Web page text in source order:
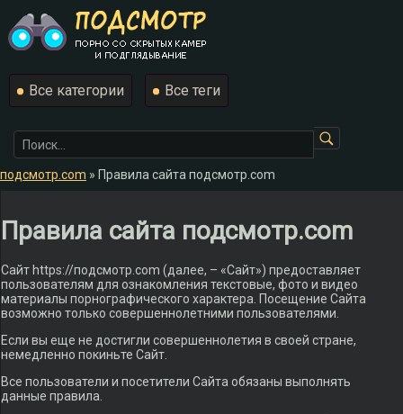
Все категории Все теги
подсмотр.com » Правила сайта подсмотр.com
Правила сайта подсмотр.com
Сайт https://подсмотр.com (далее, – «Сайт») предоставляет
пользователям для ознакомления текстовые, фото и видео
материалы порнографического характера. Посещение Сайта
возможно только совершеннолетними пользователями.
Если вы еще не достигли совершеннолетия в своей стране,
немедленно покиньте Сайт.
Все пользователи и посетители Сайта обязаны выполнять
данные правила.